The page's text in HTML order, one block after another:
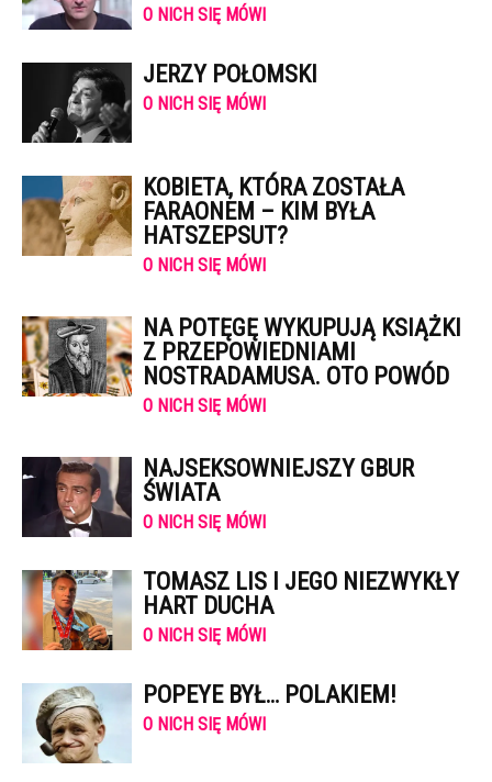
O NICH SIĘ MÓWI
JERZY POŁOMSKI
O NICH SIĘ MÓWI
KOBIETA, KTÓRA ZOSTAŁA
FARAONEM – KIM BYŁA
HATSZEPSUT?
O NICH SIĘ MÓWI
NA POTĘGĘ WYKUPUJĄ KSIĄŻKI
Z PRZEPOWIEDNIAMI
NOSTRADAMUSA. OTO POWÓD
O NICH SIĘ MÓWI
NAJSEKSOWNIEJSZY GBUR
ŚWIATA
O NICH SIĘ MÓWI
TOMASZ LIS I JEGO NIEZWYKŁY
HART DUCHA
O NICH SIĘ MÓWI
POPEYE BYŁ… POLAKIEM!
O NICH SIĘ MÓWI